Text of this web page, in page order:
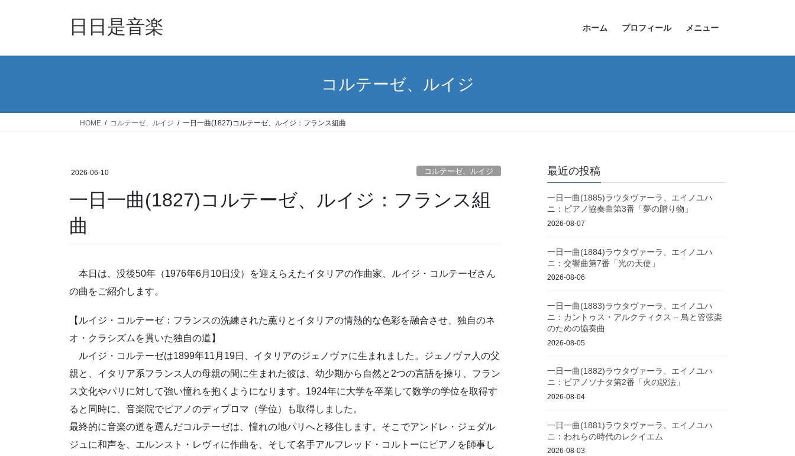
日日是音楽 ホーム プロフィール メニュー
コルテーゼ、ルイジ
HOME コルテーゼ、ルイジ 一日一曲(1827)コルテーゼ、ルイジ：フランス組曲
2026-06-10 コルテーゼ、ルイジ
一日一曲(1827)コルテーゼ、ルイジ：フランス組
曲
本日は、没後50年（1976年6月10日没）を迎えらえたイタリアの作曲家、ルイジ・コルテーゼさん
の曲をご紹介します。
【ルイジ・コルテーゼ：フランスの洗練された薫りとイタリアの情熱的な色彩を融合させ、独自のネ
オ・クラシズムを貫いた独自の道】
ルイジ・コルテーゼは1899年11月19日、イタリアのジェノヴァに生まれました。ジェノヴァ人の父
親と、イタリア系フランス人の母親の間に生まれた彼は、幼少期から自然と2つの言語を操り、フラン
ス文化やパリに対して強い憧れを抱くようになります。1924年に大学を卒業して数学の学位を取得す
ると同時に、音楽院でピアノのディプロマ（学位）も取得しました。
最終的に音楽の道を選んだコルテーゼは、憧れの地パリへと移住します。そこでアンドレ・ジェダル
ジュに和声を、エルンスト・レヴィに作曲を、そして名手アルフレッド・コルトーにピアノを師事し
最近の投稿
一日一曲(1885)ラウタヴァーラ、エイノユハ
ニ：ピアノ協奏曲第3番「夢の贈り物」
2026-08-07
一日一曲(1884)ラウタヴァーラ、エイノユハ
ニ：交響曲第7番「光の天使」
2026-08-06
一日一曲(1883)ラウタヴァーラ、エイノユハ
ニ：カントゥス・アルクティクス – 鳥と管弦楽
のための協奏曲
2026-08-05
一日一曲(1882)ラウタヴァーラ、エイノユハ
ニ：ピアノソナタ第2番「火の説法」
2026-08-04
一日一曲(1881)ラウタヴァーラ、エイノユハ
ニ：われらの時代のレクイエム
2026-08-03